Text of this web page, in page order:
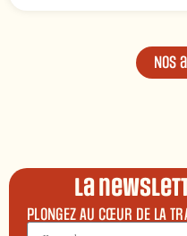
Nos
La
PLONGEZ AU CŒUR DE LA